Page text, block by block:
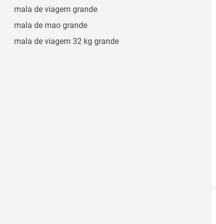
mala de viagem grande
mala de mao grande
mala de viagem 32 kg grande